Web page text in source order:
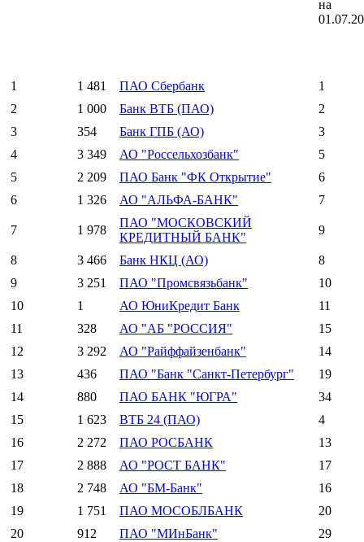
на
1 1 481 ПАО Сбербанк
1
2
1 000 Банк ВТБ (ПАО)
2
3
354 Банк ГПБ (АО)
3
4
3 349 АО "Россельхозбанк"
5
5
2 209 ПАО Банк "ФК Открытие"
6
6
1 326 АО "АЛЬФА-БАНК" 7
7 1 978
ПАО "МОСКОВСКИЙ
КРЕДИТНЫЙ БАНК"
9
8 3 466 Банк НКЦ (АО)
8
9
3 251 ПАО "Промсвязьбанк"
10
10
1 АО ЮниКредит Банк
11
11
328 АО "АБ "РОССИЯ"
15
12
3 292 АО "Райффайзенбанк"
14
13
436 ПАО "Банк "Санкт-Петербург"
19
14
880 ПАО БАНК "ЮГРА"
34
15
1 623 ВТБ 24 (ПАО)
4
16
2 272 ПАО РОСБАНК
13
17
2 888 АО "РОСТ БАНК"
17
18
2 748 АО "БМ-Банк"
16
19
1 751 ПАО МОСОБЛБАНК
20
20
912 ПАО "МИнБанк"
29